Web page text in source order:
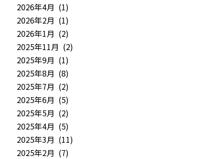
2026年4月 (1)
2026年2月 (1)
2026年1月 (2)
2025年11月 (2)
2025年9月 (1)
2025年8月 (8)
2025年7月 (2)
2025年6月 (5)
2025年5月 (2)
2025年4月 (5)
2025年3月 (11)
2025年2月 (7)